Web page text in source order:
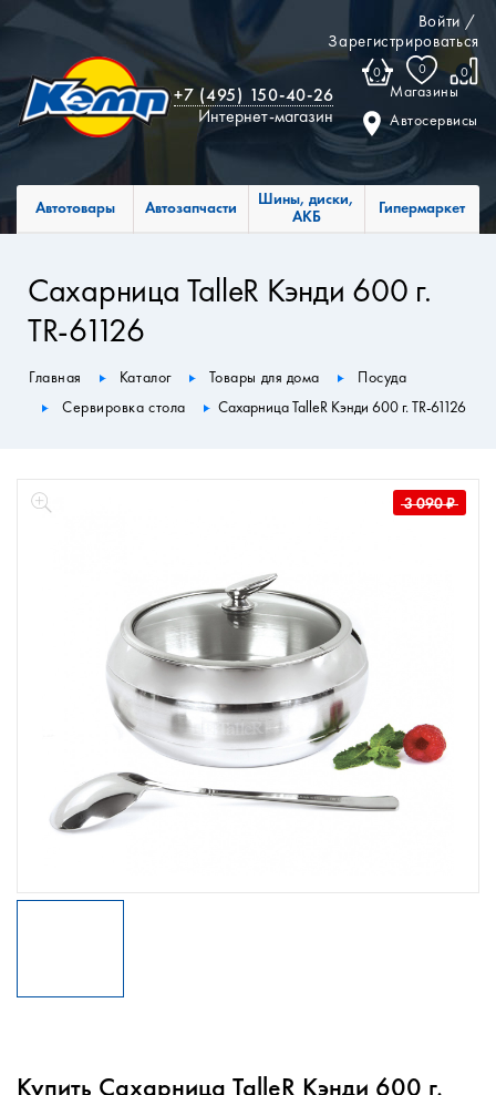
Войти /
Зарегистрироваться
0 0 0
Магазины
Автосервисы
+7 (495) 150-40-26
Интернет-магазин
Автотовары Автозапчасти
Шины, диски,
АКБ
Гипермаркет
Сахарница TalleR Кэнди 600 г.
TR-61126
Главная Каталог Товары для дома
Посуда
Сервировка стола
Сахарница TalleR Кэнди 600 г. TR-61126
3 090₽
Купить Сахарница TalleR Кэнди 600 г.